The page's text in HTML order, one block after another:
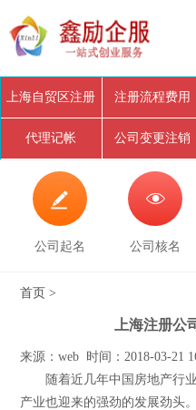
上海自贸区注册 注册流程费用
代理记帐 公司变更注销

公司起名

公司核名
首页 >
上海注册公
来源：web 时间：2018-03-21
随着近几年中国房地产行业
产业也迎来的强劲的发展劲头